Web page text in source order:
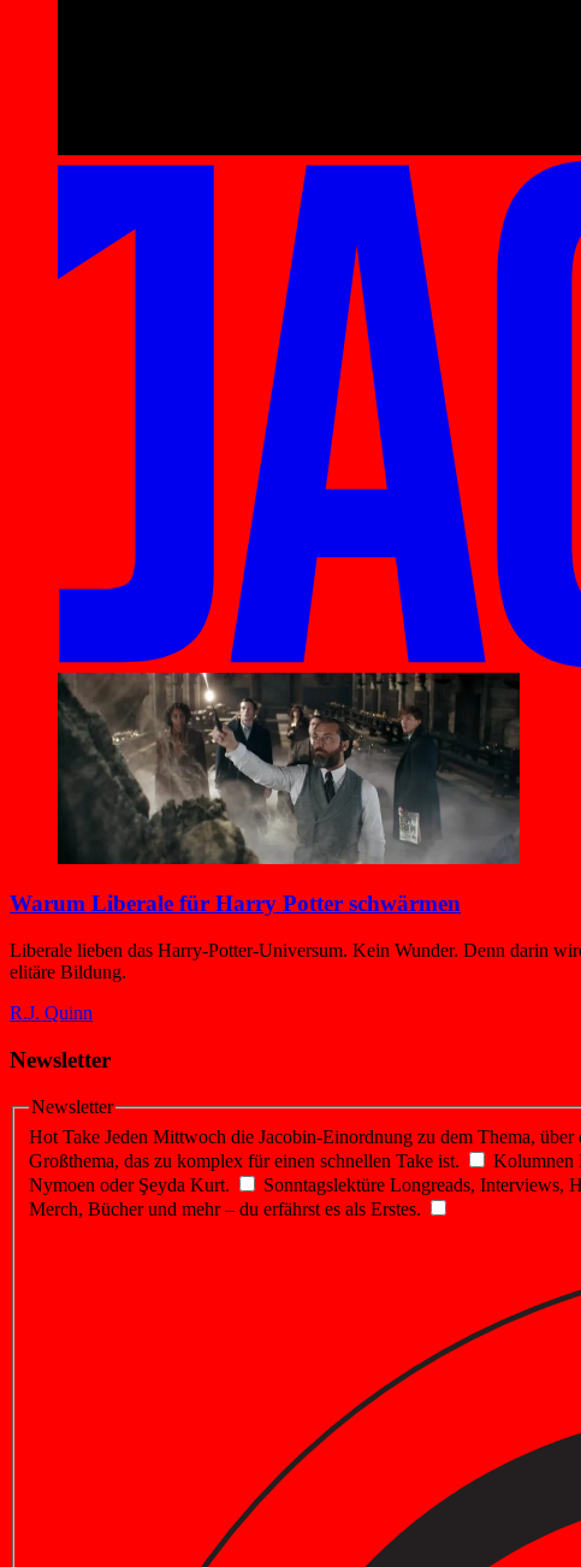
Warum Liberale für Harry Potter schwärmen
Liberale lieben das Harry-Potter-Universum. Kein Wunder. Denn darin
elitäre Bildung.
R.J. Quinn
Newsletter
Newsletter
Hot Take Jeden Mittwoch die Jacobin-Einordnung zu dem Thema,
Großthema, das zu komplex für einen schnellen Take ist.
Kolumnen
Nymoen oder Şeyda Kurt.
Sonntagslektüre Longreads, Interviews,
Merch, Bücher und mehr – du erfährst es als Erstes.